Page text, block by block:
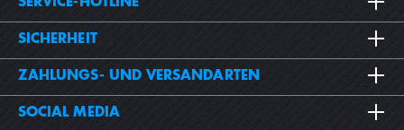
SICHERHEIT
ZAHLUNGS- UND VERSANDARTEN
SOCIAL MEDIA